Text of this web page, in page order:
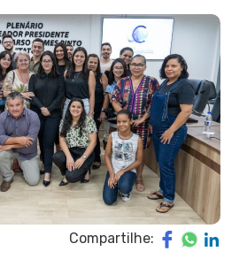
Compartilhe: